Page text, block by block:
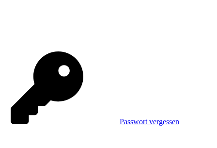
Passwort vergessen